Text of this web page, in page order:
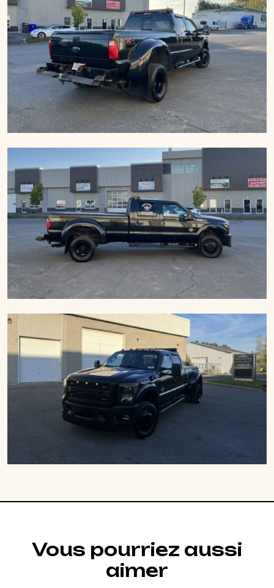
Vous pourriez aussi
aimer